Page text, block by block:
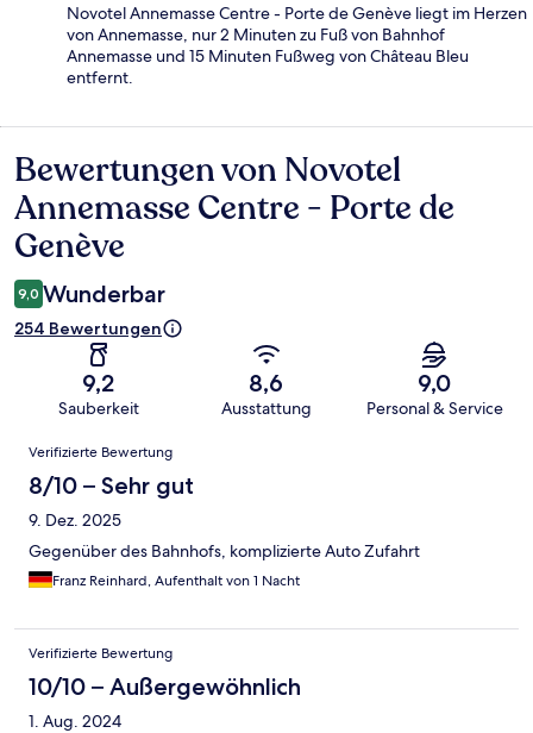
Novotel Annemasse Centre - Porte de Genève liegt im Herzen
von Annemasse, nur 2 Minuten zu Fuß von Bahnhof
Annemasse und 15 Minuten Fußweg von Château Bleu
entfernt.
Bewertungen
Bewertungen von Novotel
Annemasse Centre - Porte de
Genève
9,0 Wunderbar
254 Bewertungen
9,2
Sauberkeit
8,6
Ausstattung
9,0
Personal & Service
Bewertungen
Verifizierte Bewertung
8/10 – Sehr gut
9. Dez. 2025
Gegenüber des Bahnhofs, komplizierte Auto Zufahrt
Franz Reinhard, Aufenthalt von 1 Nacht
Verifizierte Bewertung
10/10 – Außergewöhnlich
1. Aug. 2024